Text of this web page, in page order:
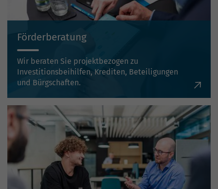
Förderberatung
Wir beraten Sie projektbezogen zu
Investitionsbeihilfen, Krediten, Beteiligungen
und Bürgschaften.